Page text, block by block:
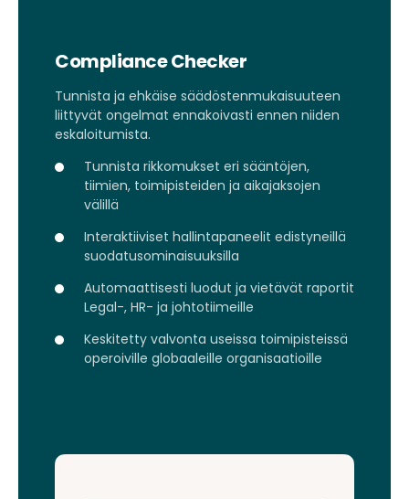
Compliance Checker
Tunnista ja ehkäise säädöstenmukaisuuteen
liittyvät ongelmat ennakoivasti ennen niiden
eskaloitumista.
Tunnista rikkomukset eri sääntöjen,
tiimien, toimipisteiden ja aikajaksojen
välillä
Interaktiiviset hallintapaneelit edistyneillä
suodatusominaisuuksilla
Automaattisesti luodut ja vietävät raportit
Legal-, HR- ja johtotiimeille
Keskitetty valvonta useissa toimipisteissä
operoiville globaaleille organisaatioille